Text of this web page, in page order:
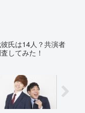
氏は14人？共演者
してみた！